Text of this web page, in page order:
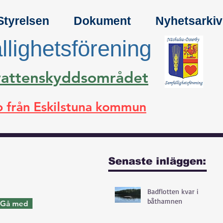
Dokument Nyhetsarkiv
Eskilstuna kommun
Gå med
Senaste inläggen:
Badflotten kvar i
båthamnen